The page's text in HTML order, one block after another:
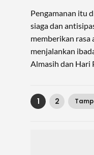
Pengamanan itu
siaga dan
memberikan rasa
menjalankan
Almasih dan Hari
1 2